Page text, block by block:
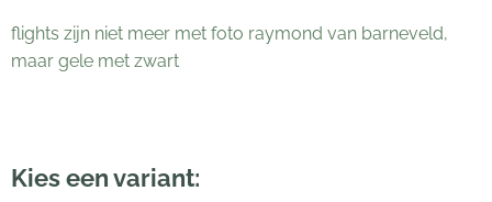
flights zijn niet meer met foto raymond van barneveld,
maar gele met zwart
Kies een variant: